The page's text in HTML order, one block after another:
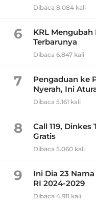
Dibaca 8.084 kali
6
KRL Mengubah
Terbarunya
Dibaca 6.847 kali
7
Pengaduan ke
Nyerah, Ini
Dibaca 5.161 kali
8
Call 119,
Gratis
Dibaca 5.060 kali
9
Ini Dia 23
RI 2024-2029
Dibaca 4.911 kali